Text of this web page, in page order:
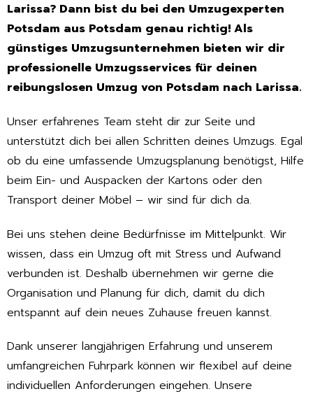
Larissa? Dann bist du bei den Umzugexperten
Potsdam aus Potsdam genau richtig! Als
günstiges Umzugsunternehmen bieten wir dir
professionelle Umzugsservices für deinen
reibungslosen Umzug von Potsdam nach Larissa.
Unser erfahrenes Team steht dir zur Seite und
unterstützt dich bei allen Schritten deines Umzugs. Egal
ob du eine umfassende Umzugsplanung benötigst, Hilfe
beim Ein- und Auspacken der Kartons oder den
Transport deiner Möbel – wir sind für dich da.
Bei uns stehen deine Bedürfnisse im Mittelpunkt. Wir
wissen, dass ein Umzug oft mit Stress und Aufwand
verbunden ist. Deshalb übernehmen wir gerne die
Organisation und Planung für dich, damit du dich
entspannt auf dein neues Zuhause freuen kannst.
Dank unserer langjährigen Erfahrung und unserem
umfangreichen Fuhrpark können wir flexibel auf deine
individuellen Anforderungen eingehen. Unsere